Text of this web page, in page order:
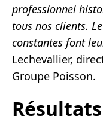
professionnel
tous nos clients.
constantes font
Lechevallier,
Groupe Poisson.
Résultats